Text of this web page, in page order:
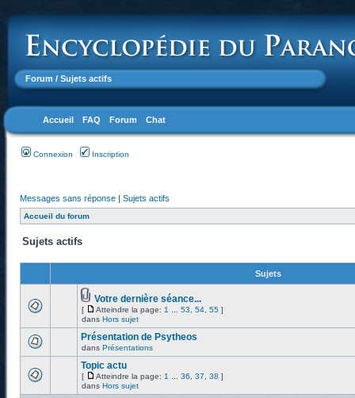
Forum / Sujets actifs
Accueil FAQ Forum Chat
Connexion Inscription
Messages sans réponse | Sujets actifs
Accueil du forum
Sujets actifs
Sujets
Votre dernière séance...
[ Atteindre la page: 1 53 54 55 ]
dans Hors sujet
Présentation de Psytheos
dans Présentations
Topic actu
[ Atteindre la page: 1 36 37 38 ]
dans Hors sujet